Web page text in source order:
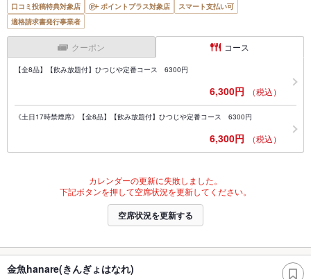
口コミ投稿特典対象店 ポイントプラス対象店
スマート支払い可
適格請求書発行事業者
クーポン コース
【全8品】【飲み放題付】ひつじや定番コース 6300円
6,300円 （税込）
《土日17時禁煙席》【全8品】【飲み放題付】ひつじや定番コース 6300円
6,300円 （税込）
カレンダーの更新に失敗しました。
下記ボタンを押して空席状況を更新してください。
空席状況を更新する
金魚hanare(きんぎょはなれ)